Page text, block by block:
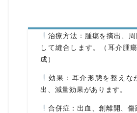
治療方法：腫瘍を摘出、
して縫合します。（耳介腫
成）
効果：耳介形態を整えな
出、減量効果があります。
合併症：出血、創離開、